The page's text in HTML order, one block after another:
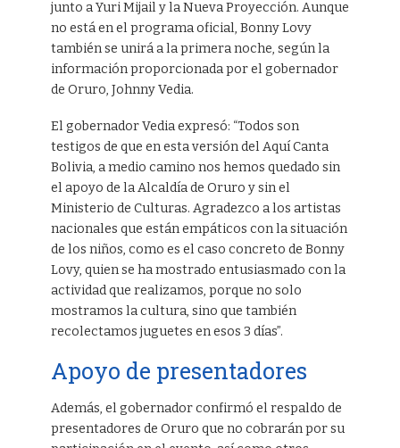
junto a Yuri Mijail y la Nueva Proyección. Aunque
no está en el programa oficial, Bonny Lovy
también se unirá a la primera noche, según la
información proporcionada por el gobernador
de Oruro, Johnny Vedia.
El gobernador Vedia expresó: “Todos son
testigos de que en esta versión del Aquí Canta
Bolivia, a medio camino nos hemos quedado sin
el apoyo de la Alcaldía de Oruro y sin el
Ministerio de Culturas. Agradezco a los artistas
nacionales que están empáticos con la situación
de los niños, como es el caso concreto de Bonny
Lovy, quien se ha mostrado entusiasmado con la
actividad que realizamos, porque no solo
mostramos la cultura, sino que también
recolectamos juguetes en esos 3 días”.
Apoyo de presentadores
Además, el gobernador confirmó el respaldo de
presentadores de Oruro que no cobrarán por su